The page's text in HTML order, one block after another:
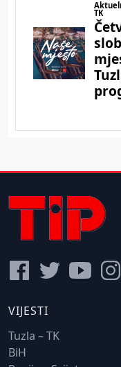
VIJESTI
Tuzla – TK
BiH